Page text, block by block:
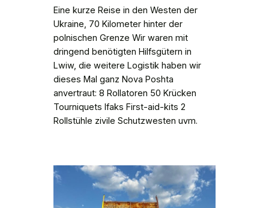
Eine kurze Reise in den Westen der
Ukraine, 70 Kilometer hinter der
polnischen Grenze Wir waren mit
dringend benötigten Hilfsgütern in
Lwiw, die weitere Logistik haben wir
dieses Mal ganz Nova Poshta
anvertraut: 8 Rollatoren 50 Krücken
Tourniquets Ifaks First-aid-kits 2
Rollstühle zivile Schutzwesten uvm.